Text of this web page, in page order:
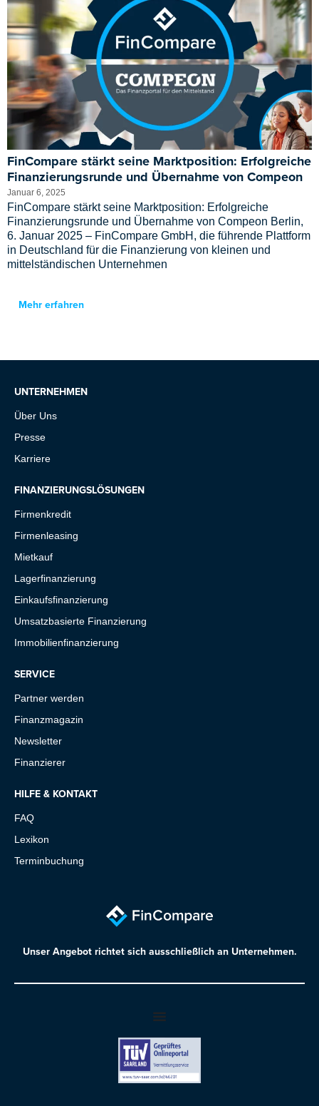
FinCompare stärkt seine Marktposition: Erfolgreiche
Finanzierungsrunde und Übernahme von Compeon
Januar 6, 2025
FinCompare stärkt seine Marktposition: Erfolgreiche
Finanzierungsrunde und Übernahme von Compeon Berlin,
6. Januar 2025 – FinCompare GmbH, die führende Plattform
in Deutschland für die Finanzierung von kleinen und
mittelständischen Unternehmen
Mehr erfahren
UNTERNEHMEN
Über Uns
Presse
Karriere
FINANZIERUNGSLÖSUNGEN
Firmenkredit
Firmenleasing
Mietkauf
Lagerfinanzierung
Einkaufsfinanzierung
Umsatzbasierte Finanzierung
Immobilienfinanzierung
SERVICE
Partner werden
Finanzmagazin
Newsletter
Finanzierer
HILFE & KONTAKT
FAQ
Lexikon
Terminbuchung
Unser Angebot richtet sich ausschließlich an Unternehmen.